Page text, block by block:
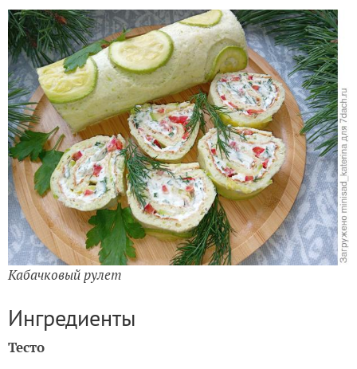
Кабачковый рулет
Ингредиенты
Тесто